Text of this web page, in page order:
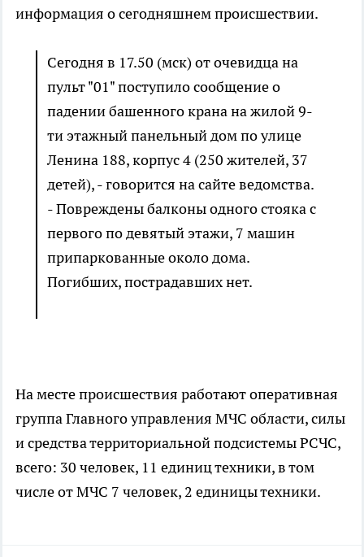
информация о сегодняшнем происшествии.
Сегодня в 17.50 (мск) от очевидца на
пульт "01" поступило сообщение о
падении башенного крана на жилой 9-
ти этажный панельный дом по улице
Ленина 188, корпус 4 (250 жителей, 37
детей), - говорится на сайте ведомства.
- Повреждены балконы одного стояка с
первого по девятый этажи, 7 машин
припаркованные около дома.
Погибших, пострадавших нет.
На месте происшествия работают оперативная
группа Главного управления МЧС области, силы
и средства территориальной подсистемы РСЧС,
всего: 30 человек, 11 единиц техники, в том
числе от МЧС 7 человек, 2 единицы техники.